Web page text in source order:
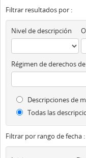
Filtrar resultados por :
Nivel de descripción
Régimen de derechos
Descripciones de
Todas las
Filtrar por rango de fecha :